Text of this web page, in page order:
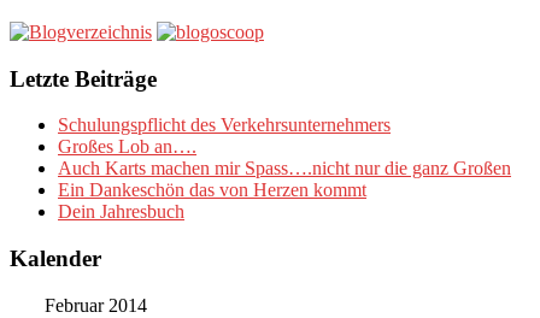
Letzte Beiträge
Schulungspflicht des Verkehrsunternehmers
Großes Lob an….
Auch Karts machen mir Spass….nicht nur die ganz Großen
Ein Dankeschön das von Herzen kommt
Dein Jahresbuch
Kalender
Februar 2014